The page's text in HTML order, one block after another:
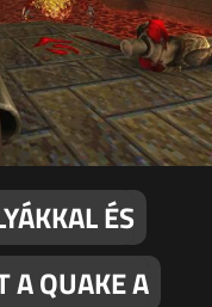
ÉS
A QUAKE A